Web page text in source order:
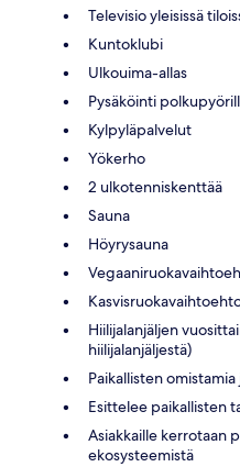
Televisio yleisissä
Kuntoklubi
Ulkouima-allas
Pysäköinti
Kylpyläpalvelut
Yökerho
2 ulkotenniskenttää
Sauna
Höyrysauna
Hiilijalanjäljen
hiilijalanjäljestä)
Paikallisten
Esittelee paikallisten
Asiakkaille kerrotaan
ekosysteemistä